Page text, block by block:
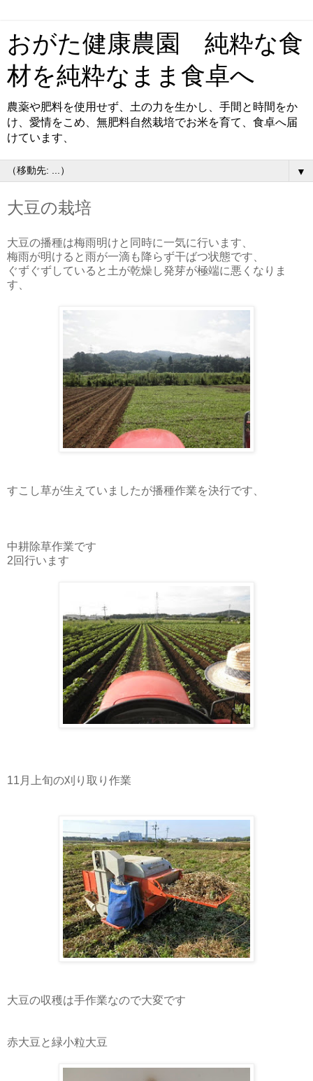
おがた健康農園 純粋な食
材を純粋なまま食卓へ
農薬や肥料を使用せず、土の力を生かし、手間と時間をか
け、愛情をこめ、無肥料自然栽培でお米を育て、食卓へ届
けています、
▼
大豆の栽培
大豆の播種は梅雨明けと同時に一気に行います、
梅雨が明けると雨が一滴も降らず干ばつ状態です、
ぐずぐずしていると土が乾燥し発芽が極端に悪くなりま
す、
すこし草が生えていましたが播種作業を決行です、
中耕除草作業です
2回行います
11月上旬の刈り取り作業
大豆の収穫は手作業なので大変です
赤大豆と緑小粒大豆